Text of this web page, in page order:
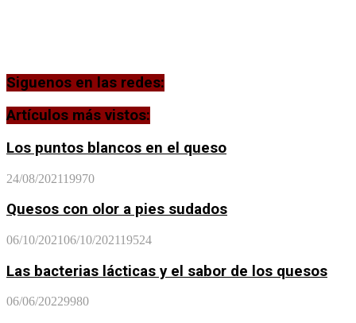
Siguenos en las redes:
Artículos más vistos:
Los puntos blancos en el queso
24/08/202119970
Quesos con olor a pies sudados
06/10/202106/10/202119524
Las bacterias lácticas y el sabor de los quesos
06/06/20229980